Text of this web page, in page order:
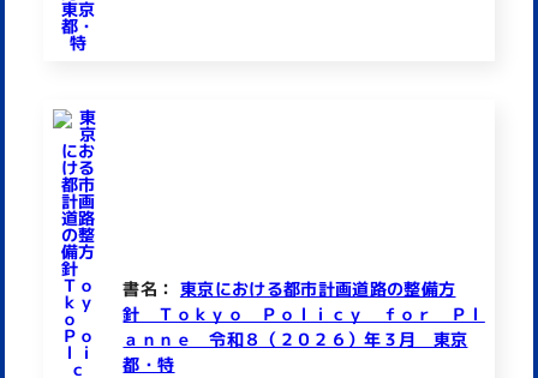
書名： 東京における都市計画道路の整備方
針 Ｔｏｋｙｏ Ｐｏｌｉｃｙ ｆｏｒ Ｐｌ
ａｎｎｅ 令和８（２０２６）年３月 東京
都・特